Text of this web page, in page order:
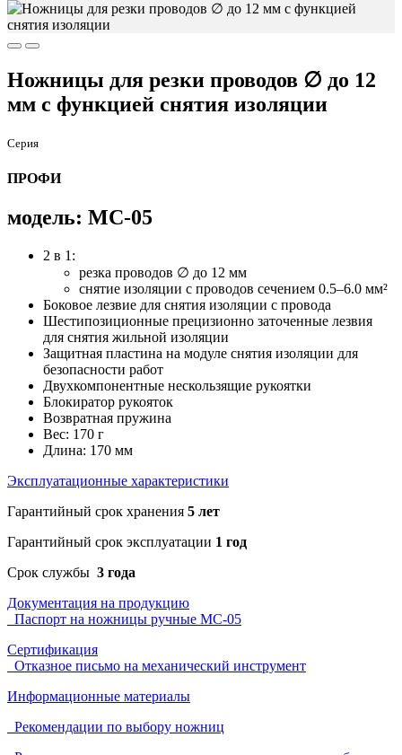
Ножницы для резки проводов ∅ до 12
мм с функцией снятия изоляции
Серия
ПРОФИ
модель: MC-05
2 в 1:
резка проводов ∅ до 12 мм
снятие изоляции c проводов сечением 0.5–6.0 мм²
Боковое лезвие для снятия изоляции с провода
Шестипозиционные прецизионно заточенные лезвия
для снятия жильной изоляции
Защитная пластина на модуле снятия изоляции для
безопасности работ
Двухкомпонентные нескользящие рукоятки
Блокиратор рукояток
Возвратная пружина
Вес: 170 г
Длина: 170 мм
Эксплуатационные характеристики
Гарантийный срок хранения 5 лет
Гарантийный срок эксплуатации 1 год
Срок службы 3 года
Документация на продукцию
Паспорт на ножницы ручные МС-05
Сертификация
Отказное письмо на механический инструмент
Информационные материалы
Рекомендации по выбору ножниц